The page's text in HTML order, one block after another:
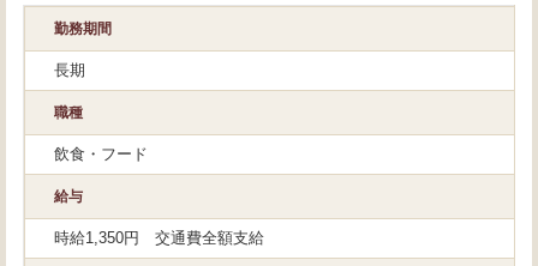
勤務期間
長期
職種
飲食・フード
給与
時給1,350円 交通費全額支給